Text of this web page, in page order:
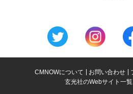
CMNOWについて お問い合わせ
玄光社のWebサイト一覧